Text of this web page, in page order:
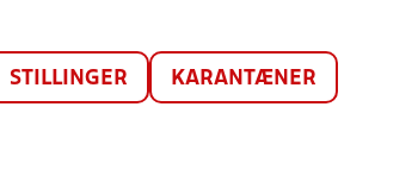
STILLINGER KARANTÆNER